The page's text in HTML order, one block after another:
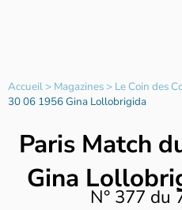
Accueil> Magazines> Le Coin des
30 06 1956 Gina Lollobrigida
Paris Match
Gina
N° 377 du